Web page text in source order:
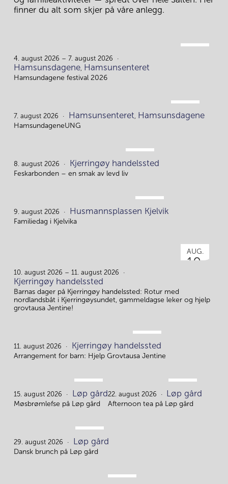
finner du alt som skjer på våre anlegg.
4. august 2026 – 7. august 2026
Hamsunsdagene, Hamsunsenteret
Hamsundagene festival 2026
7.
7. august 2026 Hamsunsenteret, Hamsunsdagene
HamsundageneUNG
8.
8. august 2026 Kjerringøy handelssted
Feskarbonden – en smak av levd liv
9.
9. august 2026 Husmannsplassen Kjelvik
Familiedag i Kjelvika
AUG.
10.
10. august 2026 – 11. august 2026
Kjerringøy handelssted
Barnas dager på Kjerringøy handelssted: Rotur med
nordlandsbåt i Kjerringøysundet, gammeldagse leker og hjelp
grovtausa Jentine!
11.
11. august 2026 Kjerringøy handelssted
Arrangement for barn: Hjelp Grovtausa Jentine
15.
15. august 2026 Løp gård
Møsbrømlefse på Løp gård
22.
22. august 2026 Løp gård
Afternoon tea på Løp gård
29.
29. august 2026 Løp gård
Dansk brunch på Løp gård